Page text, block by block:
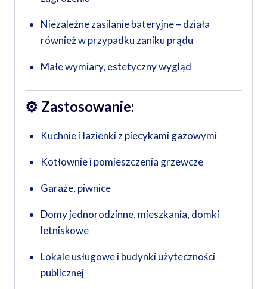
Niezależne zasilanie bateryjne – działa
również w przypadku zaniku prądu
Małe wymiary, estetyczny wygląd
⚙️ Zastosowanie:
Kuchnie i łazienki z piecykami gazowymi
Kotłownie i pomieszczenia grzewcze
Garaże, piwnice
Domy jednorodzinne, mieszkania, domki
letniskowe
Lokale usługowe i budynki użyteczności
publicznej